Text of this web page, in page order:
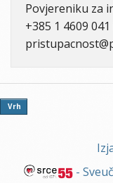
Povjereniku za
+385 1 4609
Vrh
-